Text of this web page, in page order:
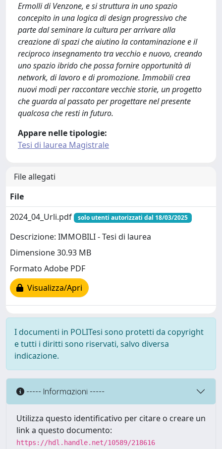
Ermolli di Venzone, e si struttura in uno spazio
concepito in una logica di design progressivo che
parte dal seminare la cultura per arrivare alla
creazione di spazi che aiutino la contaminazione e il
reciproco insegnamento tra vecchio e nuovo, creando
uno spazio ibrido che possa fornire opportunità di
network, di lavoro e di promozione. Immobili crea
nuovi modi per raccontare vecchie storie, un progetto
che guarda al passato per progettare nel presente
qualcosa che resti in futuro.
Appare nelle tipologie:
Tesi di laurea Magistrale
File allegati
File
2024_04_Urli.pdf
solo utenti autorizzati dal 18/03/2025
Descrizione: IMMOBILI - Tesi di laurea
Dimensione 30.93 MB
Formato Adobe PDF
Visualizza/Apri
I documenti in POLITesi sono protetti da copyright
e tutti i diritti sono riservati, salvo diversa
indicazione.
----- Informazioni -----
Utilizza questo identificativo per citare o creare un
link a questo documento:
https://hdl.handle.net/10589/218616